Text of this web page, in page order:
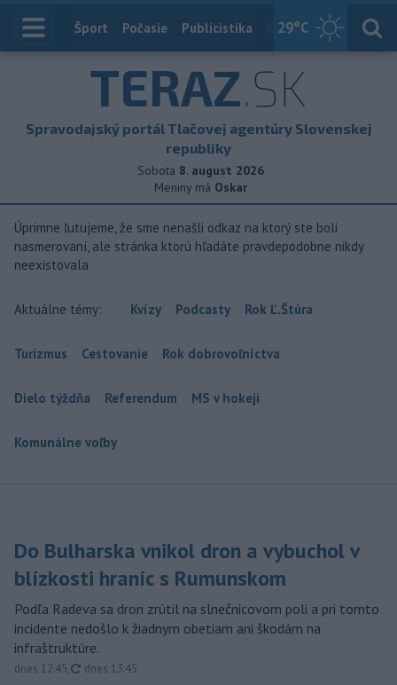
29°C
Index
Šport Počasie Publicistika Slovensko
TERAZ.SK
Spravodajský portál Tlačovej agentúry Slovenskej
republiky
Sobota 8. august 2026
Meniny má Oskar
Úprimne ľutujeme, že sme nenašli odkaz na ktorý ste boli
nasmerovaní, ale stránka ktorú hľadáte pravdepodobne nikdy
neexistovala
Aktuálne témy: Kvízy Podcasty Rok Ľ.Štúra
Turizmus Cestovanie Rok dobrovoľníctva
Dielo týždňa Referendum MS v hokeji
Komunálne voľby
Do Bulharska vnikol dron a vybuchol v
blízkosti hraníc s Rumunskom
Podľa Radeva sa dron zrútil na slnečnicovom poli a pri tomto
incidente nedošlo k žiadnym obetiam ani škodám na
infraštruktúre.
dnes 12:45, aktualizované
dnes 13:45